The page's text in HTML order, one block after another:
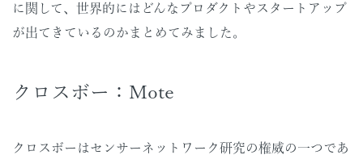
に関して、世界的にはどんなプロダクトやスタートアップ
が出てきているのかまとめてみました。
クロスボー：Mote
クロスボーはセンサーネットワーク研究の権威の一つであ